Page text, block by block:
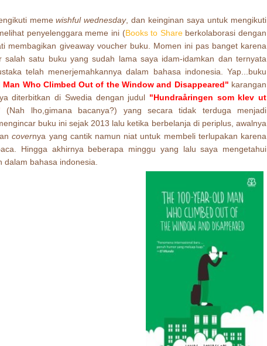
memewishful wednesday, dan keinginan saya untuk mengikuti
penyelenggara meme ini (Books to Shareberkolaborasi dengan
membagikan giveaway voucher buku. Momen ini pas banget karena
satu buku yang sudah lama saya idam-idamkan dan ternyata
telah menerjemahkannya dalam bahasa indonesia. Yap...buku
Man Who Climbed Out of the Window and Disappeared" karangan
diterbitkan di Swedia dengan judul "Hundraåringen som klev ut
(Nah lho,gimana bacanya?) yang secara tidak terduga menjadi
buku ini sejak 2013 lalu ketika berbelanja di periplus, awalnya
covernya yang cantik namun niat untuk membeli terlupakan karena
Hingga akhirnya beberapa minggu yang lalu saya mengetahui
bahasa indonesia.